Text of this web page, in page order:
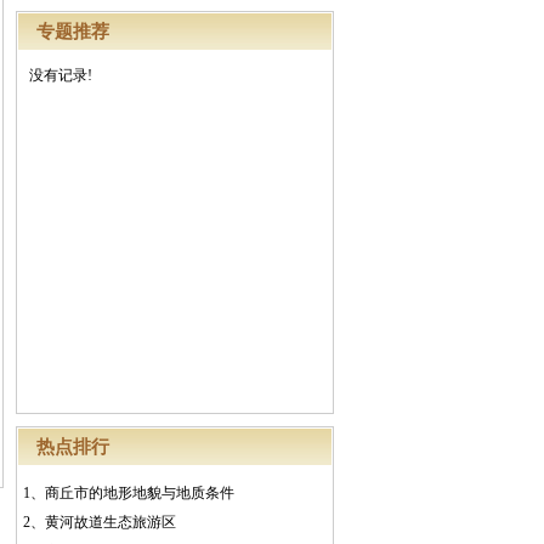
专题推荐
没有记录!
热点排行
1、 商丘市的地形地貌与地质条件
2、 黄河故道生态旅游区